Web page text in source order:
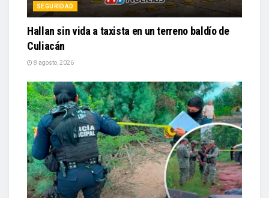
SEGURIDAD
Hallan sin vida a taxista en un terreno baldío de
Culiacán
8 agosto, 2026